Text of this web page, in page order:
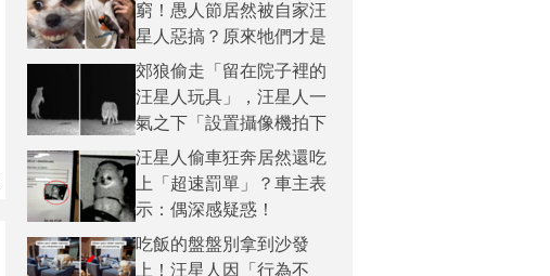
窮！愚人節居然被自家汪
星人惡搞？原來牠們才是
真正的「惡作劇大魔王」
啦！
郊狼偷走「留在院子裡的
汪星人玩具」，汪星人一
氣之下「設置攝像機拍下
偷玩具的大盜」？
汪星人偷車狂奔居然還吃
上「超速罰單」？車主表
示：偶深感疑惑！
吃飯的盤盤別拿到沙發
上！汪星人因「行為不